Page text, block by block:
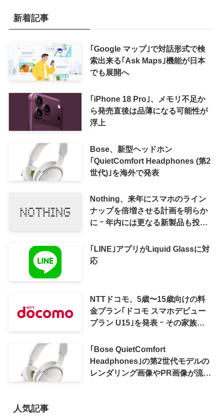
新着記事
｢Google マップ｣で対話形式で検
索出来る｢Ask Maps｣機能が日本
でも展開へ
｢iPhone 18 Pro｣、メモリ不足か
ら発売直後は品薄になる可能性が
浮上
Bose、新型ヘッドホン
｢QuietComfort Headphones (第2
世代)｣を海外で発表
Nothing、来年にスマホのライン
ナップを倍増させる計画を明らか
に ｰ 年内には更なる新製品も投入
｢LINE｣アプリがLiquid Glassに対
応
NTTドコモ、5歳〜15歳向けの料
金プラン｢ドコモ スマホデビュー
プラン U15｣を発表 ｰ その家族が
｢Bose QuietComfort
Headphones｣の第2世代モデルの
レンダリング画像やPR画像が流出
人気記事